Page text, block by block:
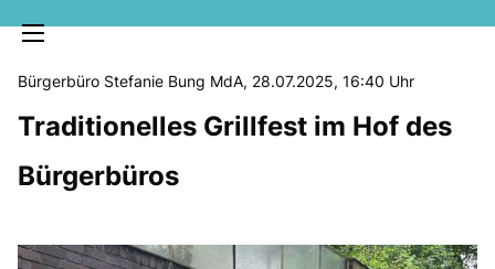
Bürgerbüro Stefanie Bung MdA, 28.07.2025, 16:40 Uhr
Traditionelles Grillfest im Hof des
Bürgerbüros